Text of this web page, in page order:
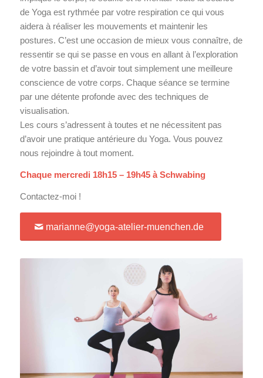
de Yoga est rythmée par votre respiration ce qui vous
aidera à réaliser les mouvements et maintenir les
postures. C’est une occasion de mieux vous connaître, de
ressentir se qui se passe en vous en allant à l’exploration
de votre bassin et d’avoir tout simplement une meilleure
conscience de votre corps. Chaque séance se termine
par une détente profonde avec des techniques de
visualisation.
Les cours s’adressent à toutes et ne nécessitent pas
d’avoir une pratique antérieure du Yoga. Vous pouvez
nous rejoindre à tout moment.
Chaque mercredi 18h15 – 19h45 à Schwabing
Contactez-moi !
marianne@yoga-atelier-muenchen.de